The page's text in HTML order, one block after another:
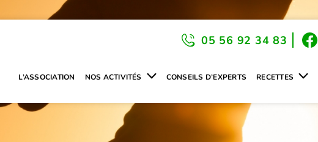
05 56 92 34 83
L’ASSOCIATION NOS ACTIVITÉS CONSEILS D’EXPERTS RECETTES